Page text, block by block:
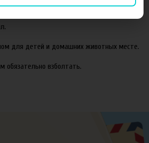
и Capella.
для детей и домашних животных месте.
обязательно взболтать.